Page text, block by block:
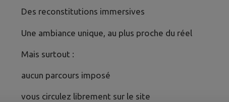
Des reconstitutions immersives
Une ambiance unique, au plus proche du réel
Mais surtout :
aucun parcours imposé
vous circulez librement sur le site